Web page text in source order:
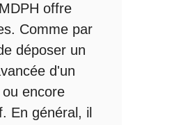
offre
Comme par
déposer un
d'un
ou encore
En général, il